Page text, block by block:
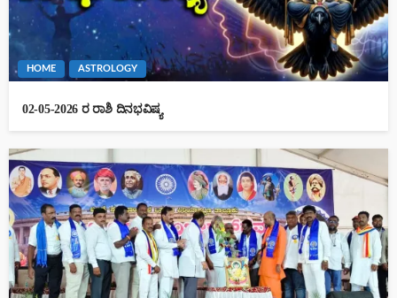
HOME ASTROLOGY
02-05-2026 ರ ರಾಶಿ ದಿನಭವಿಷ್ಯ